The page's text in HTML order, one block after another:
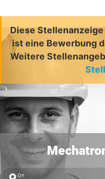
Diese
ist eine Bewerbung
Weitere
Ort